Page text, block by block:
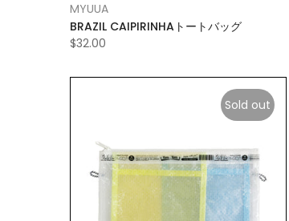
MYUUA
BRAZIL CAIPIRINHAトートバッグ
$32.00
Sold out